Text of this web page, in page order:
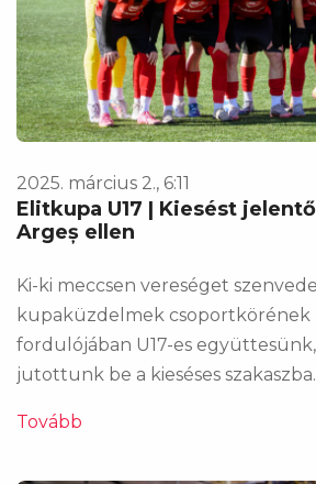
2025. március 2., 6:11
Elitkupa U17 | Kiesést
Argeș ellen
Ki-ki meccsen vereséget
kupaküzdelmek csoportkörének
fordulójában U17-es
jutottunk be a kieséses szakaszba.
Tovább